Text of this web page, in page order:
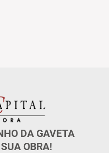
DA GAVETA
OBRA!